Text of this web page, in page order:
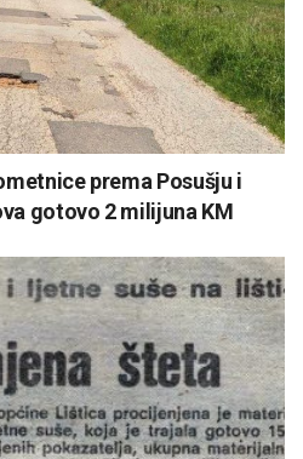
prema Posušju i
gotovo 2 milijuna KM